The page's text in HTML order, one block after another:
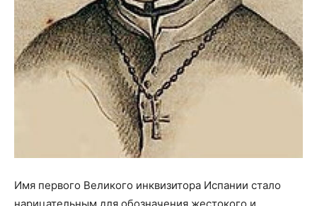
Имя первого Великого инквизитора Испании стало